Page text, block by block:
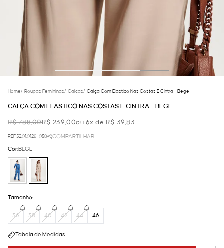
Home/ Roupas Femininas/ Calcas/ Calça Com Elástico Nas Costas E Cintra - Bege
CALÇA COM ELÁSTICO NAS COSTAS E CINTRA - BEGE
R$ 788,00R$ 239,00ou 6x de R$ 39,83
REF.52.01.0128-058 COMPARTILHAR
Cor:BEGE
Tamanho:
36 38 40 42 44 46
Tabela de Medidas